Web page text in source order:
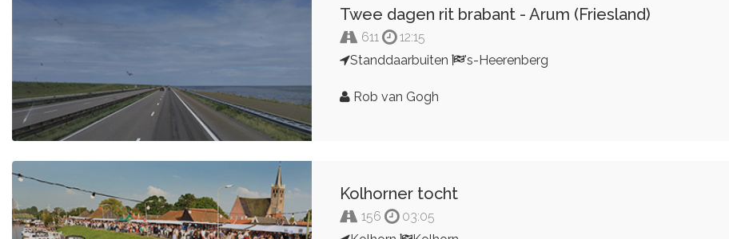
Twee dagen rit brabant - Arum (Friesland)
611
12:15
Standdaarbuiten
's-Heerenberg
Rob van Gogh
Kolhorner tocht
156
03:05